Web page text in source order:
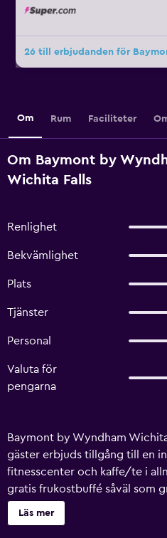
Om Rum Faciliteter
Om Baymont by
Wichita Falls
Renlighet
Bekvämlighet
Plats
Tjänster
Personal
Valuta för
pengarna
Baymont by Wyndham
gäster erbjuds tillgång till en
fitnesscenter och kaffe/te i
gratis frukostbuffé såväl som
utrymmen, avgiftsfri parkering
Dessutom erbjuds mikro i
Läs mer